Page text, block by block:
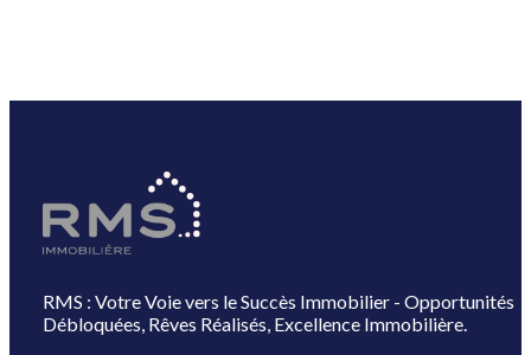
RMS : Votre Voie vers le Succès Immobilier - Opportunités
Débloquées, Rêves Réalisés, Excellence Immobilière.